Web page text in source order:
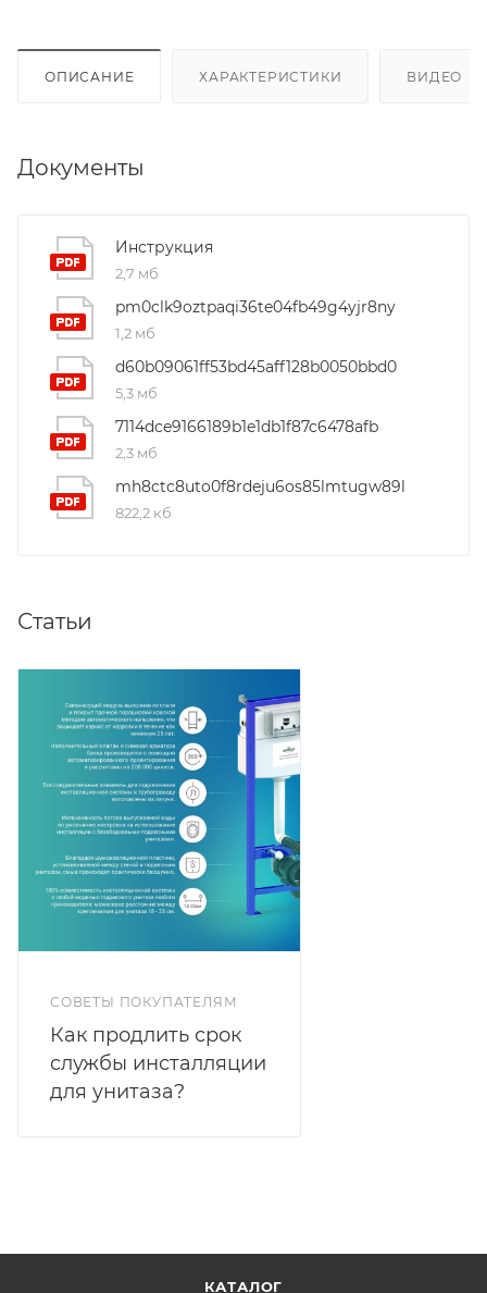
ОПИСАНИЕ ХАРАКТЕРИСТИКИ ВИДЕО
Документы
Инструкция
2,7 мб
pm0clk9oztpaqi36te04fb49g4yjr8ny
1,2 мб
d60b09061ff53bd45aff128b0050bbd0
5,3 мб
7114dce9166189b1e1db1f87c6478afb
2,3 мб
mh8ctc8uto0f8rdeju6os85lmtugw89l
822,2 кб
Статьи
СОВЕТЫ ПОКУПАТЕЛЯМ
Как продлить срок
службы инсталляции
для унитаза?
КАТАЛОГ